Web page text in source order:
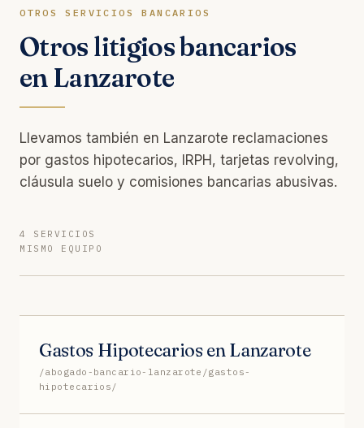
OTROS SERVICIOS BANCARIOS
Otros litigios bancarios
en Lanzarote
Llevamos también en Lanzarote reclamaciones
por gastos hipotecarios, IRPH, tarjetas revolving,
cláusula suelo y comisiones bancarias abusivas.
4 SERVICIOS
MISMO EQUIPO
Gastos Hipotecarios en Lanzarote
/abogado-bancario-lanzarote/gastos-
hipotecarios/